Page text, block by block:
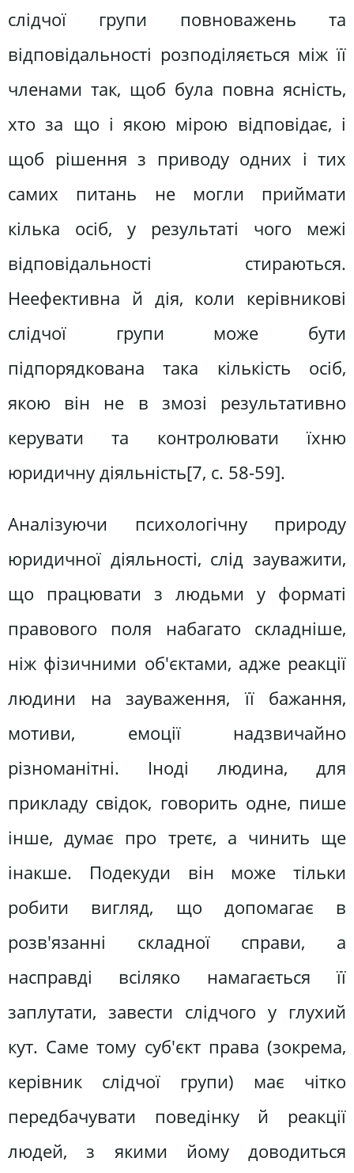
слідчої групи повноважень та
відповідальності розподіляється між її
членами так, щоб була повна ясність,
хто за що і якою мірою відповідає, і
щоб рішення з приводу одних і тих
самих питань не могли приймати
кілька осіб, у результаті чого межі
відповідальності стираються.
Неефективна й дія, коли керівникові
слідчої групи може бути
підпорядкована така кількість осіб,
якою він не в змозі результативно
керувати та контролювати їхню
юридичну діяльність[7, c. 58-59].
Аналізуючи психологічну природу
юридичної діяльності, слід зауважити,
що працювати з людьми у форматі
правового поля набагато складніше,
ніж фізичними об'єктами, адже реакції
людини на зауваження, її бажання,
мотиви, емоції надзвичайно
різноманітні. Іноді людина, для
прикладу свідок, говорить одне, пише
інше, думає про третє, а чинить ще
інакше. Подекуди він може тільки
робити вигляд, що допомагає в
розв'язанні складної справи, а
насправді всіляко намагається її
заплутати, завести слідчого у глухий
кут. Саме тому суб'єкт права (зокрема,
керівник слідчої групи) має чітко
передбачувати поведінку й реакції
людей, з якими йому доводиться